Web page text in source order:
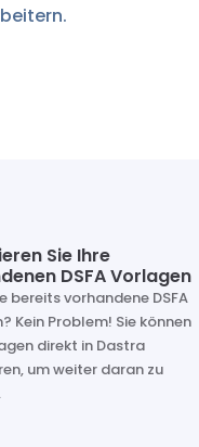
Sie Ihre
DSFA Vorlagen
bereits vorhandene DSFA
Kein Problem! Sie können
direkt in Dastra
um weiter daran zu